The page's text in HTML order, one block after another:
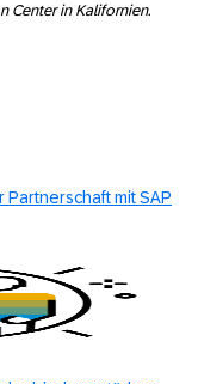
Center in Kalifornien.
mit SAP